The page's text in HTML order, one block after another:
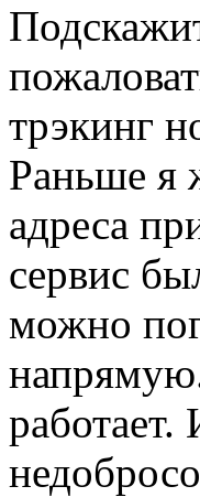
трэкинг
Раньше я
адреса
сервис
можно